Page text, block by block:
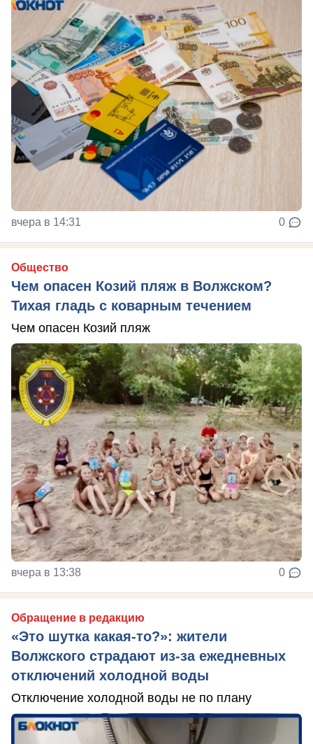
вчера в 14:31 0
Общество
Чем опасен Козий пляж в Волжском?
Тихая гладь с коварным течением
Чем опасен Козий пляж
вчера в 13:38 0
Обращение в редакцию
«Это шутка какая-то?»: жители
Волжского страдают из‑за ежедневных
отключений холодной воды
Отключение холодной воды не по плану